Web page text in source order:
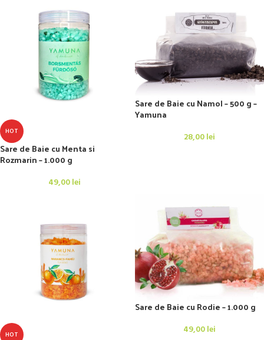
HOT
Sare de Baie cu Menta si
Rozmarin – 1.000 g
49,00lei
Sare de Baie cu Namol – 500 g –
Yamuna
28,00lei
HOT
Sare de Baie cu Rodie – 1.000 g
49,00lei